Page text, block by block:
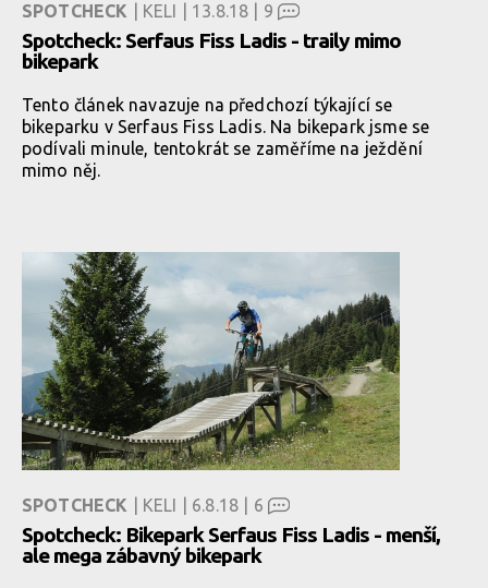
SPOTCHECK | KELI | 13.8.18 | 9
Spotcheck: Serfaus Fiss Ladis - traily mimo
bikepark
Tento článek navazuje na předchozí týkající se
bikeparku v Serfaus Fiss Ladis. Na bikepark jsme se
podívali minule, tentokrát se zaměříme na ježdění
mimo něj.
SPOTCHECK | KELI | 6.8.18 | 6
Spotcheck: Bikepark Serfaus Fiss Ladis - menší,
ale mega zábavný bikepark